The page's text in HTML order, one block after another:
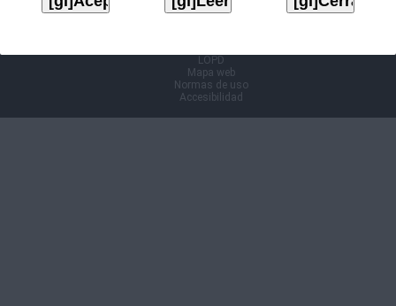
LOPD
Mapa web
Normas de uso
Accesibilidad